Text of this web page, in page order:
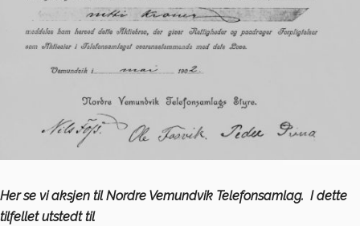
Her se vi aksjen til Nordre Vemundvik Telefonsamlag. I dette
tilfellet utstedt til